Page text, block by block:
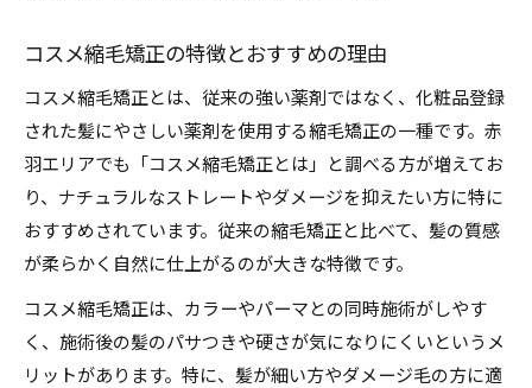
コスメ縮毛矯正の特徴とおすすめの理由
コスメ縮毛矯正とは、従来の強い薬剤ではなく、化粧品登録
された髪にやさしい薬剤を使用する縮毛矯正の一種です。赤
羽エリアでも「コスメ縮毛矯正とは」と調べる方が増えてお
り、ナチュラルなストレートやダメージを抑えたい方に特に
おすすめされています。従来の縮毛矯正と比べて、髪の質感
が柔らかく自然に仕上がるのが大きな特徴です。
コスメ縮毛矯正は、カラーやパーマとの同時施術がしやす
く、施術後の髪のパサつきや硬さが気になりにくいというメ
リットがあります。特に、髪が細い方やダメージ毛の方に適